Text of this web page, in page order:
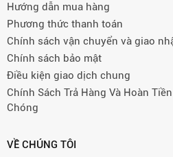
Hướng dẫn mua hàng
Phương thức thanh toán
Chính sách vận chuyển và giao
Chính sách bảo mật
Điều kiện giao dịch chung
Chính Sách Trả Hàng Và Hoàn
Chóng
VỀ CHÚNG TÔI